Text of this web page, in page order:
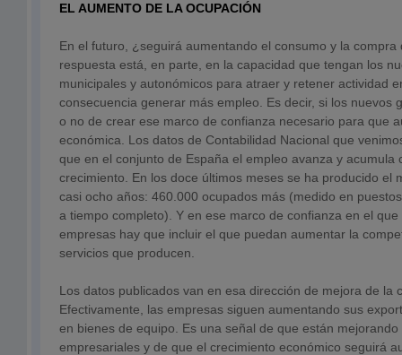
EL AUMENTO DE LA OCUPACIÓN
En el futuro, ¿seguirá aumentando el consumo y la compra
respuesta está, en parte, en la capacidad que tengan los
municipales y autonómicos para atraer y retener actividad
consecuencia generar más empleo. Es decir, si los nuevos
o no de crear ese marco de confianza necesario para que
económica. Los datos de Contabilidad Nacional que
que en el conjunto de España el empleo avanza y acumula
crecimiento. En los doce últimos meses se ha producido el
casi ocho años: 460.000 ocupados más (medido en
a tiempo completo). Y en ese marco de confianza en el
empresas hay que incluir el que puedan aumentar la
servicios que producen.
Los datos publicados van en esa dirección de mejora de la
Efectivamente, las empresas siguen aumentando sus
en bienes de equipo. Es una señal de que están
empresariales y de que el crecimiento económico seguirá